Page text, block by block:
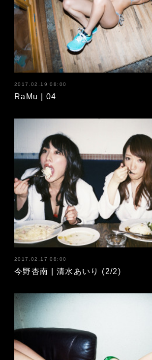
2017.02.19 08:00
RaMu | 04
2017.02.17 08:00
今野杏南 | 清水あいり (2/2)